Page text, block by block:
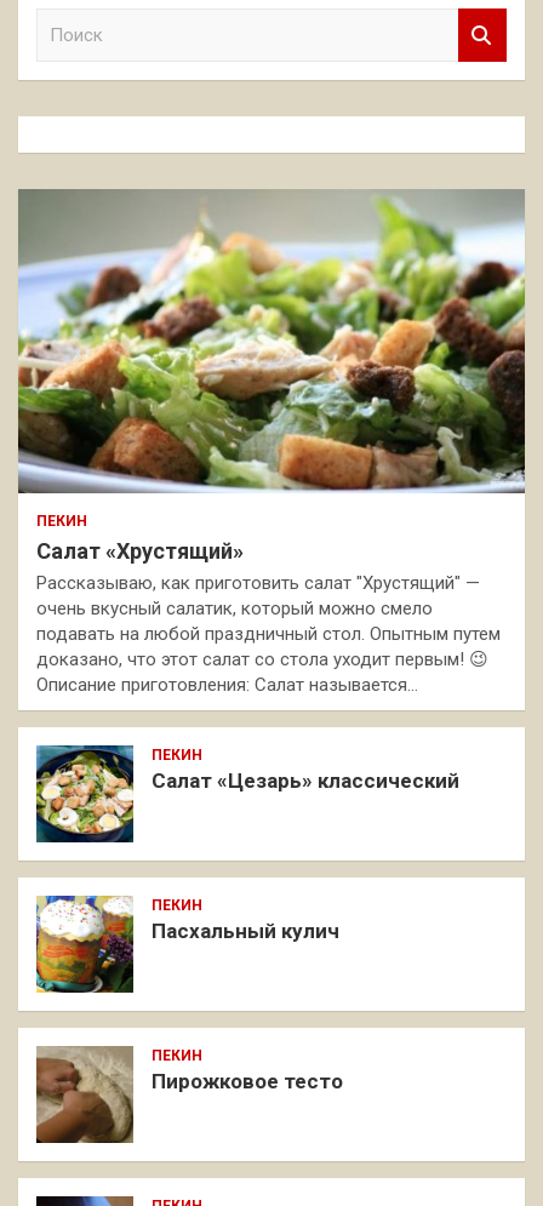
к
ПЕКИН
Салат «Хрустящий»
Рассказываю, как приготовить салат "Хрустящий" —
очень вкусный салатик, который можно смело
подавать на любой праздничный стол. Опытным путем
доказано, что этот салат со стола уходит первым! 😉
Описание приготовления: Салат называется…
ПЕКИН
Салат «Цезарь» классический
ПЕКИН
Пасхальный кулич
ПЕКИН
Пирожковое тесто